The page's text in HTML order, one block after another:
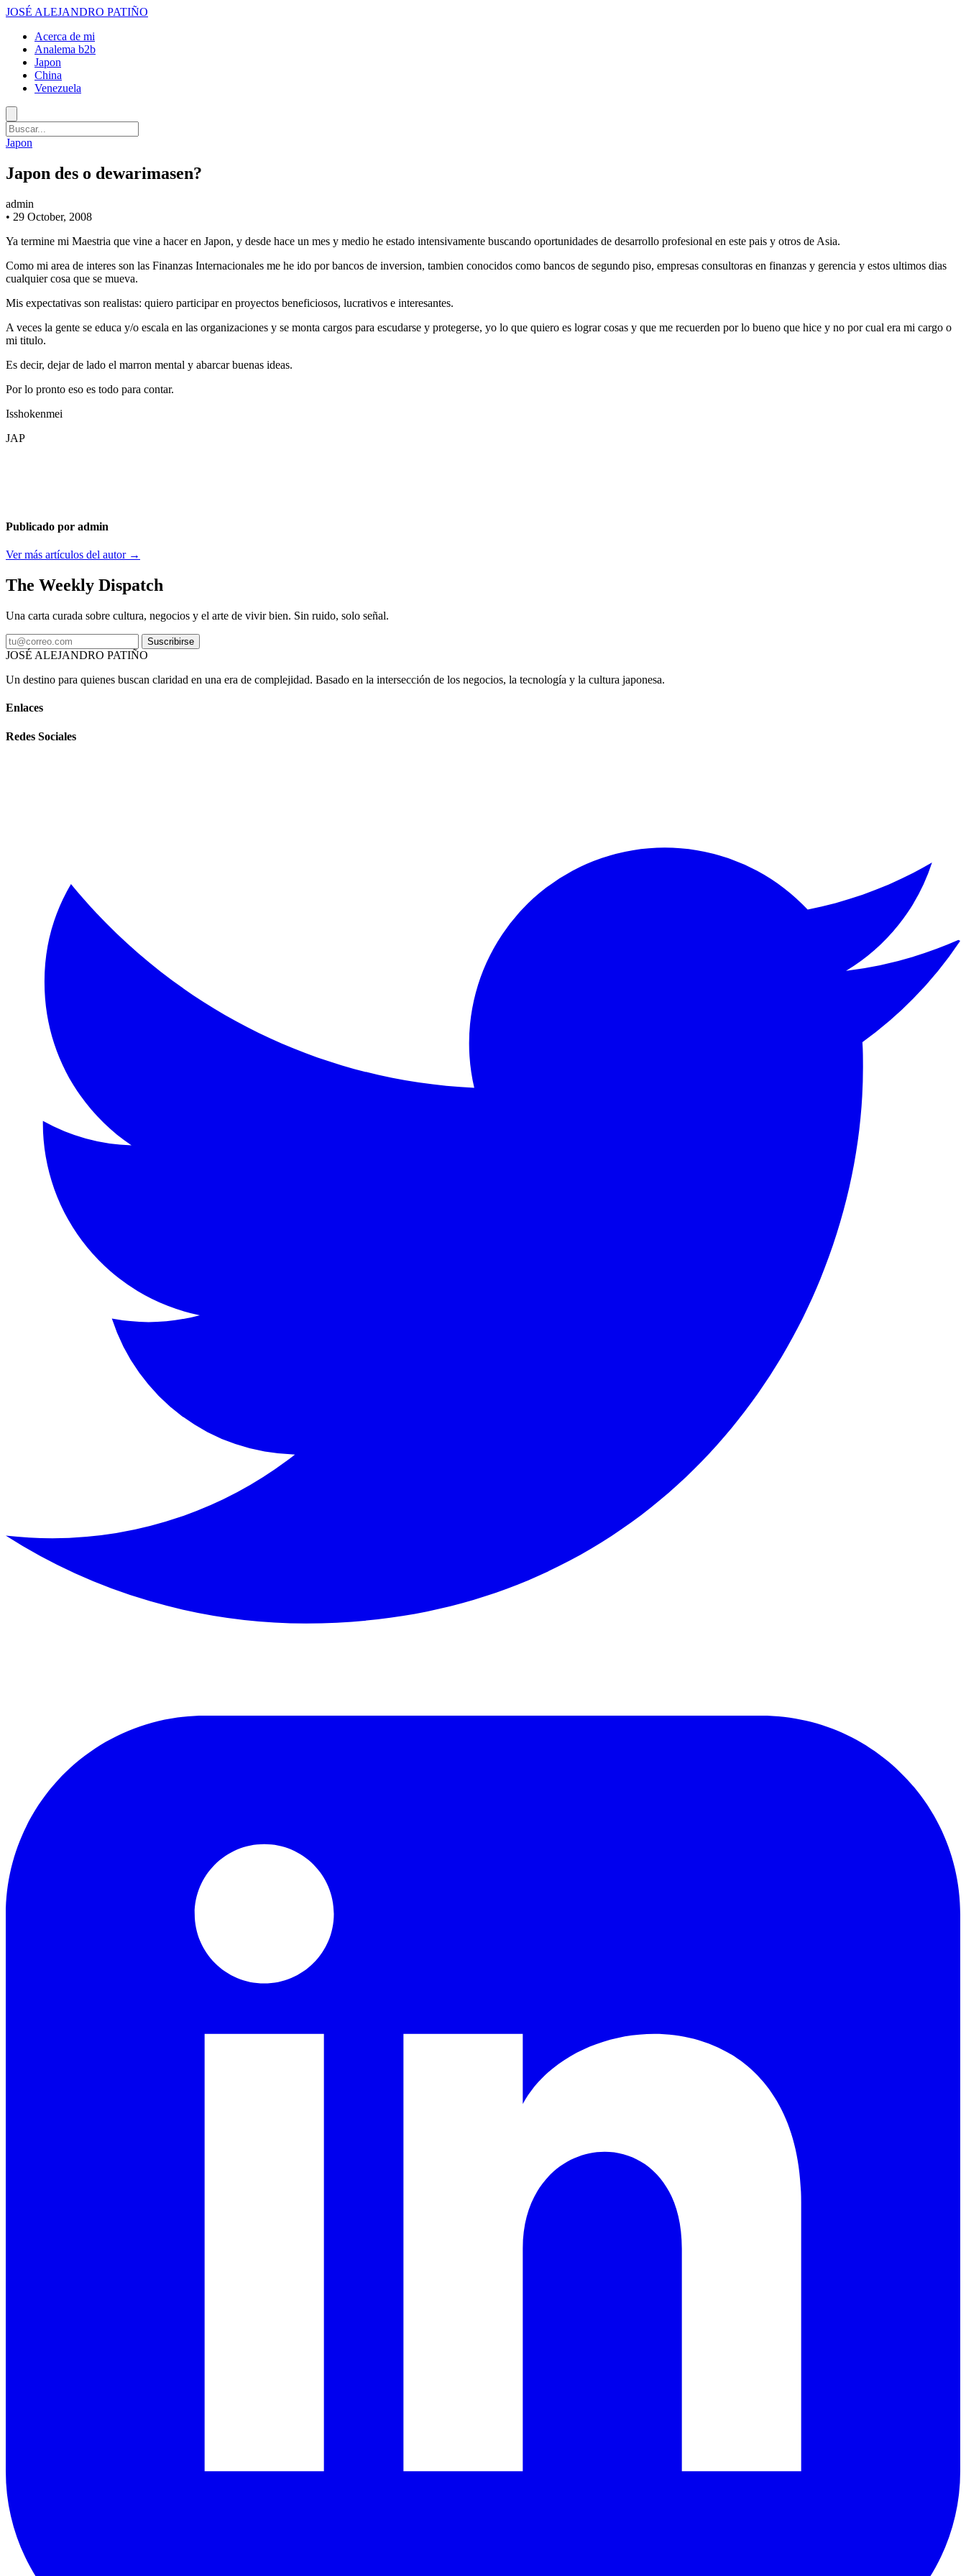
JOSÉ ALEJANDRO PATIÑO
Acerca de mi
Analema b2b
Japon
China
Venezuela
Japon
Japon des o dewarimasen?
admin
• 29 October, 2008
Ya termine mi Maestria que vine a hacer en Japon, y desde hace un mes y medio he estado intensivamente buscando oportunidades de desarrollo profesional en este pais y otros de Asia.
Como mi area de interes son las Finanzas Internacionales me he ido por bancos de inversion, tambien conocidos como bancos de segundo piso, empresas consultoras en finanzas y gerencia y estos ultimos dias
cualquier cosa que se mueva.
Mis expectativas son realistas: quiero participar en proyectos beneficiosos, lucrativos e interesantes.
A veces la gente se educa y/o escala en las organizaciones y se monta cargos para escudarse y protegerse, yo lo que quiero es lograr cosas y que me recuerden por lo bueno que hice y no por cual era mi cargo o
mi titulo.
Es decir, dejar de lado el marron mental y abarcar buenas ideas.
Por lo pronto eso es todo para contar.
Isshokenmei
JAP
Publicado por admin
Ver más artículos del autor →
The Weekly Dispatch
Una carta curada sobre cultura, negocios y el arte de vivir bien. Sin ruido, solo señal.
Suscribirse
JOSÉ ALEJANDRO PATIÑO
Un destino para quienes buscan claridad en una era de complejidad. Basado en la intersección de los negocios, la tecnología y la cultura japonesa.
Enlaces
Redes Sociales